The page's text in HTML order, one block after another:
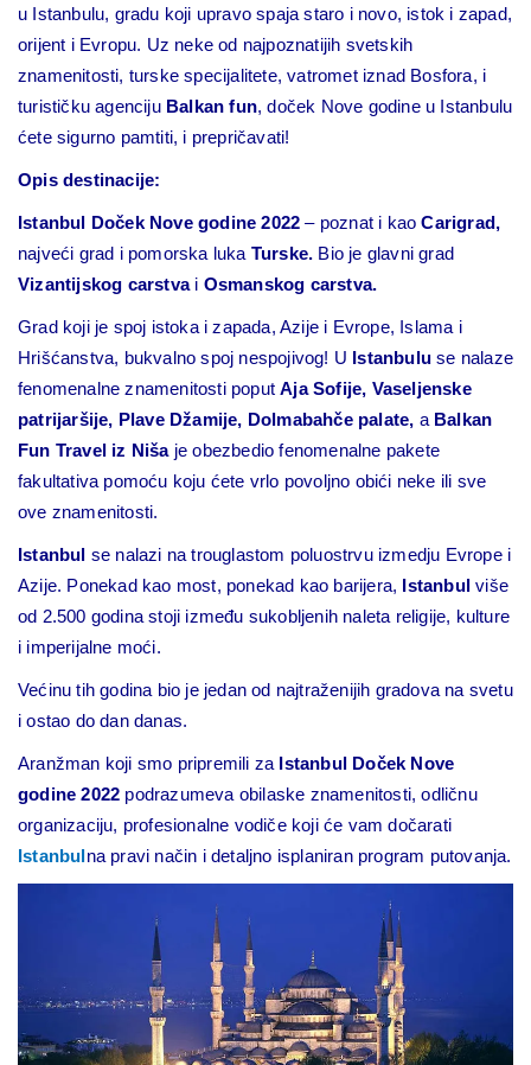
u Istanbulu, gradu koji upravo spaja staro i novo, istok i zapad,
orijent i Evropu. Uz neke od najpoznatijih svetskih
znamenitosti, turske specijalitete, vatromet iznad Bosfora, i
turističku agenciju Balkan fun, doček Nove godine u Istanbulu
ćete sigurno pamtiti, i prepričavati!
Opis destinacije:
Istanbul Doček Nove godine 2022 – poznat i kaoCarigrad,
najveći grad i pomorska luka Turske. Bio je glavni grad
Vizantijskog carstva i Osmanskog carstva.
Grad koji je spoj istoka i zapada, Azije i Evrope, Islama i
Hrišćanstva, bukvalno spoj nespojivog! U Istanbuluse nalaze
fenomenalne znamenitosti poputAja Sofije, Vaseljenske
patrijaršije, Plave Džamije, Dolmabahče palate, a Balkan
Fun Travel iz Niša je obezbedio fenomenalne pakete
fakultativa pomoću koju ćete vrlo povoljno obići neke ili sve
ove znamenitosti.
Istanbul se nalazi na trouglastom poluostrvu izmedju Evrope i
Azije. Ponekad kao most, ponekad kao barijera, Istanbulviše
od 2.500 godina stoji između sukobljenih naleta religije, kulture
i imperijalne moći.
Većinu tih godina bio je jedan od najtraženijih gradova na svetu
i ostao do dan danas.
Aranžman koji smo pripremili za Istanbul Doček Nove
godine 2022 podrazumeva obilaske znamenitosti, odličnu
organizaciju, profesionalne vodiče koji će vam dočarati
Istanbulna pravi način i detaljno isplaniran program putovanja.